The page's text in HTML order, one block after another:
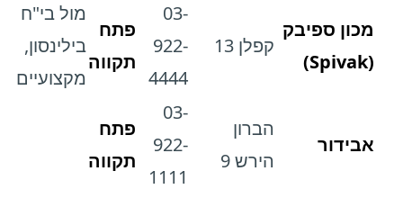
מכון ספיבק
(Spivak)
קפלן 13
03-
922-
4444
פתח
תקווה
מול בי"ח
בילינסון,
מקצועיים
אבידור
הברון
הירש 9
03-
922-
1111
פתח
תקווה